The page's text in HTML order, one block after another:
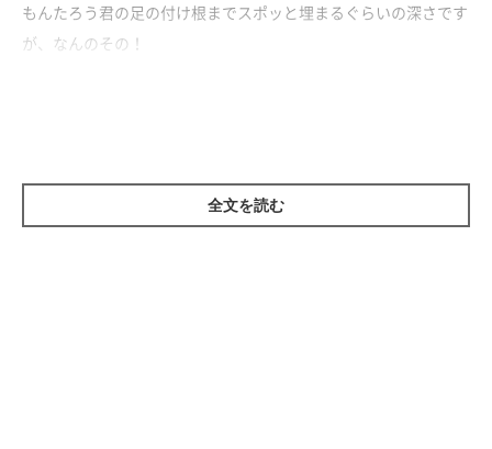
もんたろう君の足の付け根までスポッと埋まるぐらいの深さです
が、なんのその！
元気にお散歩をするもんたろう君でした！
全文を読む